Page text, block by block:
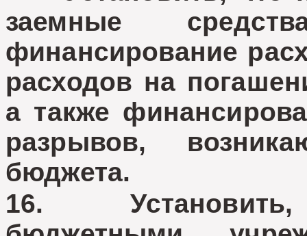
заемные
финансирование
расходов на
а также
разрывов,
бюджета.
16. Установить,